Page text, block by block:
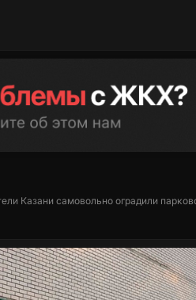
Казани самовольно оградили